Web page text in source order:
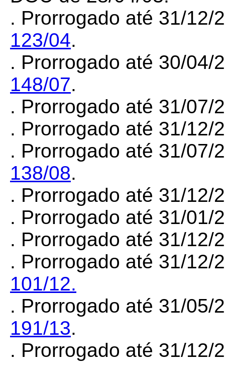
. Prorrogado até 31/12/
123/04.
. Prorrogado até 30/04/
148/07.
. Prorrogado até 31/
. Prorrogado até 31/
. Prorrogado até 31/07/
138/08.
. Prorrogado até 31/
. Prorrogado até 31/
. Prorrogado até 31/12/
. Prorrogado até 31/12/
101/12.
. Prorrogado até 31/05/
191/13.
. Prorrogado até 31/